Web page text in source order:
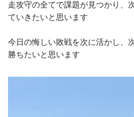
走攻守の全てで課題が見つかり、
ていきたいと思います
今日の悔しい敗戦を次に活かし、
勝ちたいと思います